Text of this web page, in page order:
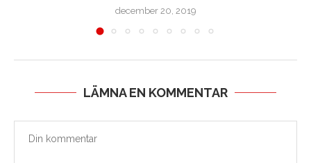
december 20, 2019
LÄMNA EN KOMMENTAR